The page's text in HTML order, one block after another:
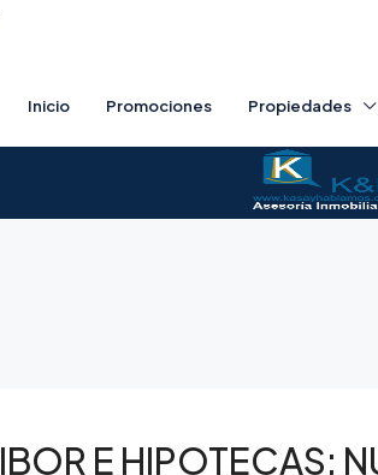
Inicio Promociones Propiedades
E HIPOTECAS: